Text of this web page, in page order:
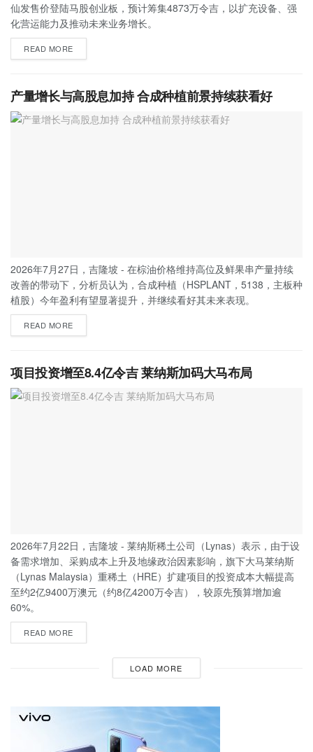
仙发售价登陆马股创业板，预计筹集4873万令吉，以扩充设备、强
化营运能力及推动未来业务增长。
READ MORE
产量增长与高股息加持 合成种植前景持续获看好
2026年7月27日，吉隆坡 - 在棕油价格维持高位及鲜果串产量持续
改善的带动下，分析员认为，合成种植（HSPLANT，5138，主板种
植股）今年盈利有望显著提升，并继续看好其未来表现。
READ MORE
项目投资增至8.4亿令吉 莱纳斯加码大马布局
2026年7月22日，吉隆坡 - 莱纳斯稀土公司（Lynas）表示，由于设
备需求增加、采购成本上升及地缘政治因素影响，旗下大马莱纳斯
（Lynas Malaysia）重稀土（HRE）扩建项目的投资成本大幅提高
至约2亿9400万澳元（约8亿4200万令吉），较原先预算增加逾
60%。
READ MORE
LOAD MORE